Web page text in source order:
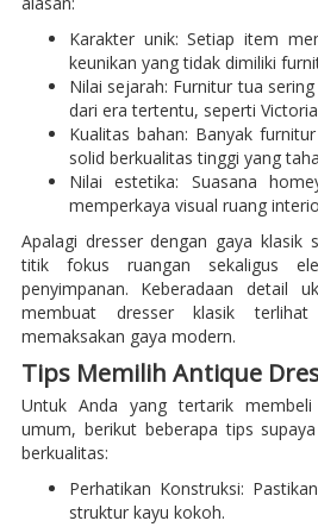
Karakter unik: Setiap item
keunikan yang tidak dimiliki
Nilai sejarah: Furnitur tua
dari era tertentu, seperti
Kualitas bahan: Banyak
solid berkualitas tinggi yang
Nilai estetika: Suasana
memperkaya visual ruang
Apalagi dresser dengan gaya klasik
titik fokus ruangan sekaligus
penyimpanan. Keberadaan detail
membuat dresser klasik
memaksakan gaya modern.
Tips Memilih Antique
Untuk Anda yang tertarik
umum, berikut beberapa tips
berkualitas:
Perhatikan Konstruksi:
struktur kayu kokoh.